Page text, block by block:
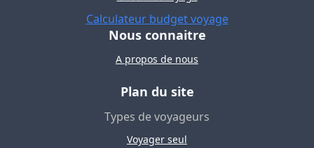
Calculateur budget voyage
Nous connaitre
A propos de nous
Plan du site
Types de voyageurs
Voyager seul